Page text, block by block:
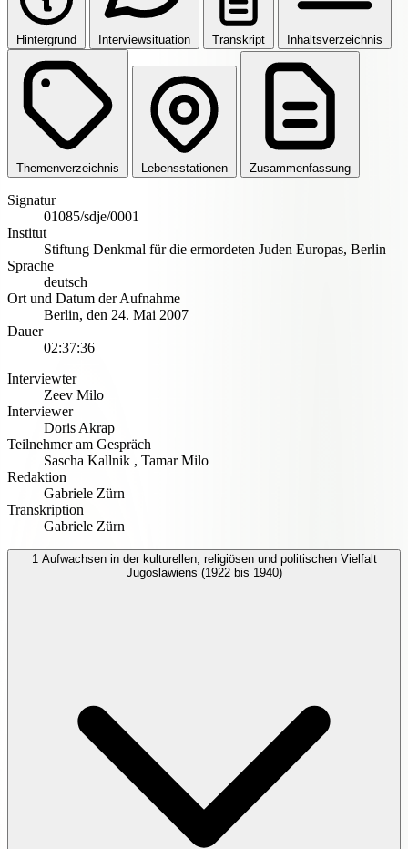
Hintergrund Interviewsituation Transkript Inhaltsverzeichnis
Themenverzeichnis Lebensstationen Zusammenfassung
Signatur
01085/sdje/0001
Institut
Stiftung Denkmal für die ermordeten Juden Europas, Berlin
Sprache
deutsch
Ort und Datum der Aufnahme
Berlin, den 24. Mai 2007
Dauer
02:37:36
Interviewter
Zeev Milo
Interviewer
Doris Akrap
Teilnehmer am Gespräch
Sascha Kallnik , Tamar Milo
Redaktion
Gabriele Zürn
Transkription
Gabriele Zürn
1 Aufwachsen in der kulturellen, religiösen und politischen Vielfalt
Jugoslawiens (1922 bis 1940)